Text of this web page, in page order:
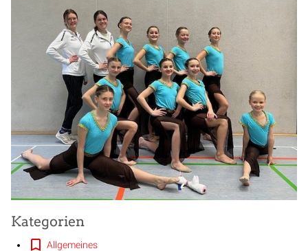
Kategorien
Allgemeines